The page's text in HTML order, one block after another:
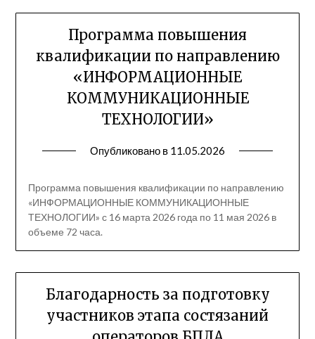
Программа повышения
квалификации по направлению
«ИНФОРМАЦИОННЫЕ
КОММУНИКАЦИОННЫЕ
ТЕХНОЛОГИИ»
Опубликовано в 11.05.2026
Программа повышения квалификации по направлению
«ИНФОРМАЦИОННЫЕ КОММУНИКАЦИОННЫЕ
ТЕХНОЛОГИИ» с 16 марта 2026 года по 11 мая 2026 в
объеме 72 часа.
Благодарность за подготовку
участников этапа состязаний